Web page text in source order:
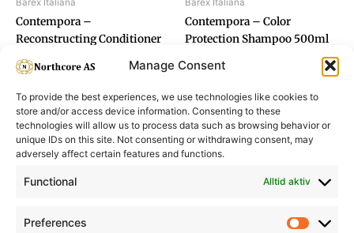
Manage Consent
To provide the best experiences, we use technologies like cookies to
store and/or access device information. Consenting to these
technologies will allow us to process data such as browsing behavior or
unique IDs on this site. Not consenting or withdrawing consent, may
adversely affect certain features and functions.
Functional Alltid aktiv
Preferences
Barex Italiana
Contempora –
Reconstructing Conditioner
400ml
Barex Italiana
Contempora – Color
Protection Shampoo 500ml
Informasjon